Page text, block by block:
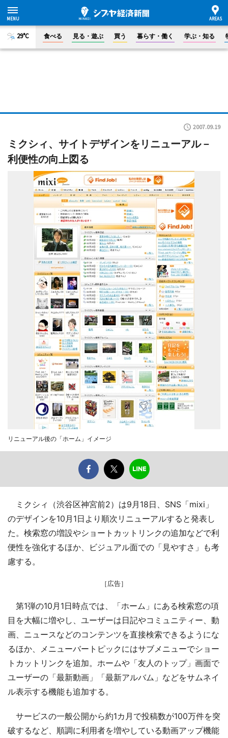
29°C 食べる 見る・遊ぶ 買う 暮らす・働く 学ぶ・知る
2007.09.19
ミクシィ、サイトデザインをリニューアル－
利便性の向上図る
リニューアル後の「ホーム」イメージ
ミクシィ（渋谷区神宮前2）は9月18日、SNS「mixi」
のデザインを10月1日より順次リニューアルすると発表し
た。検索窓の増設やショートカットリンクの追加などで利
便性を強化するほか、ビジュアル面での「見やすさ」も考
慮する。
［広告］
第1弾の10月1日時点では、「ホーム」にある検索窓の項
目を大幅に増やし、ユーザーは日記やコミュニティー、動
画、ニュースなどのコンテンツを直接検索できるようにな
るほか、メニューバートピックにはサブメニューでショー
トカットリンクを追加。ホームや「友人のトップ」画面で
ユーザーの「最新動画」「最新アルバム」などをサムネイ
ル表示する機能も追加する。
サービスの一般公開から約1カ月で投稿数が100万件を突
破するなど、順調に利用者を増やしている動画アップ機能